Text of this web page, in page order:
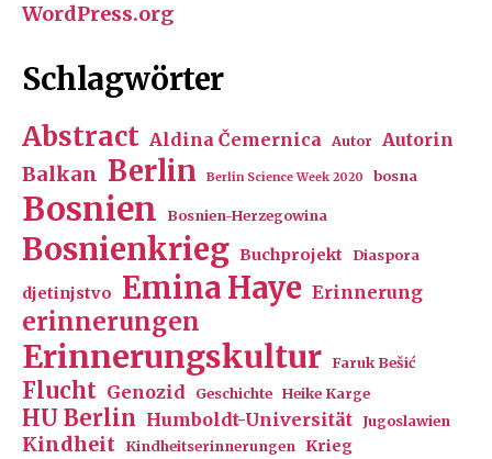
WordPress.org
Schlagwörter
Abstract Aldina Čemernica Autor Autorin
Balkan Berlin Berlin Science Week 2020 bosna
Bosnien Bosnien-Herzegowina
Bosnienkrieg Buchprojekt Diaspora
djetinjstvo Emina Haye Erinnerung
erinnerungen
Erinnerungskultur Faruk Bešić
Flucht Genozid Geschichte Heike Karge
HU Berlin Humboldt-Universität Jugoslawien
Kindheit Kindheitserinnerungen
Krieg